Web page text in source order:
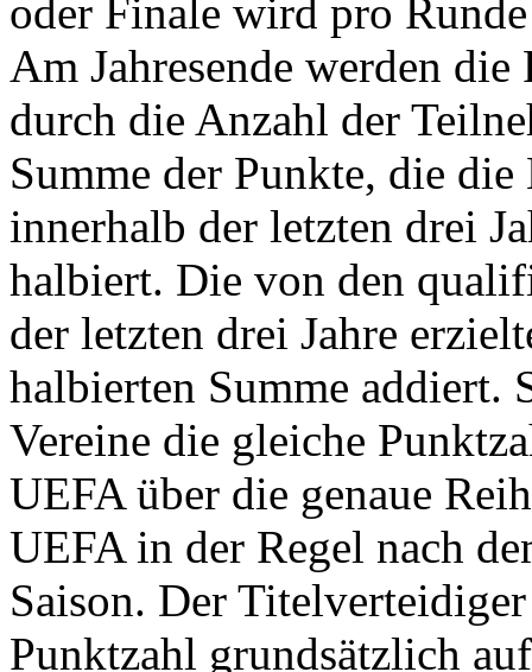
oder Finale wird pro
Am Jahresende werden
durch die Anzahl der
Summe der Punkte, die die
innerhalb der letzten drei
halbiert. Die von den
der letzten drei Jahre
halbierten Summe addiert.
Vereine die gleiche
UEFA über die genaue
UEFA in der Regel nach
Saison. Der
Punktzahl grundsätzlich